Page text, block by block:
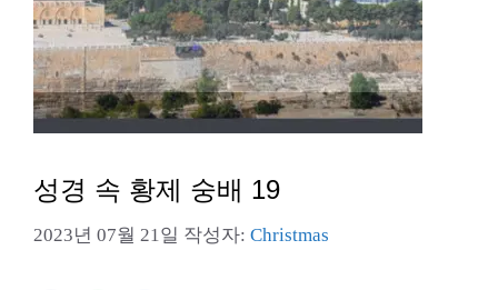
성경 속 황제 숭배 19
2023년 07월 21일 작성자: Christmas